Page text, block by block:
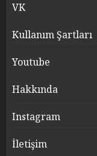
VK
Kullanım Şartları
Youtube
Hakkında
Instagram
İletişim